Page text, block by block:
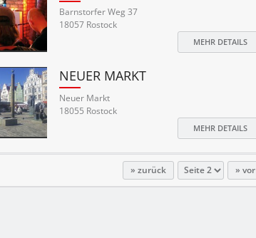
Barnstorfer Weg 37
18057 Rostock
MEHR DETAILS
NEUER MARKT
Neuer Markt
18055 Rostock
MEHR DETAILS
zurück vor